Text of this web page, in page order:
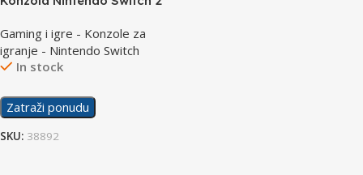
Gaming i igre - Konzole za
igranje - Nintendo Switch
In stock
Zatraži ponudu
SKU: 38892